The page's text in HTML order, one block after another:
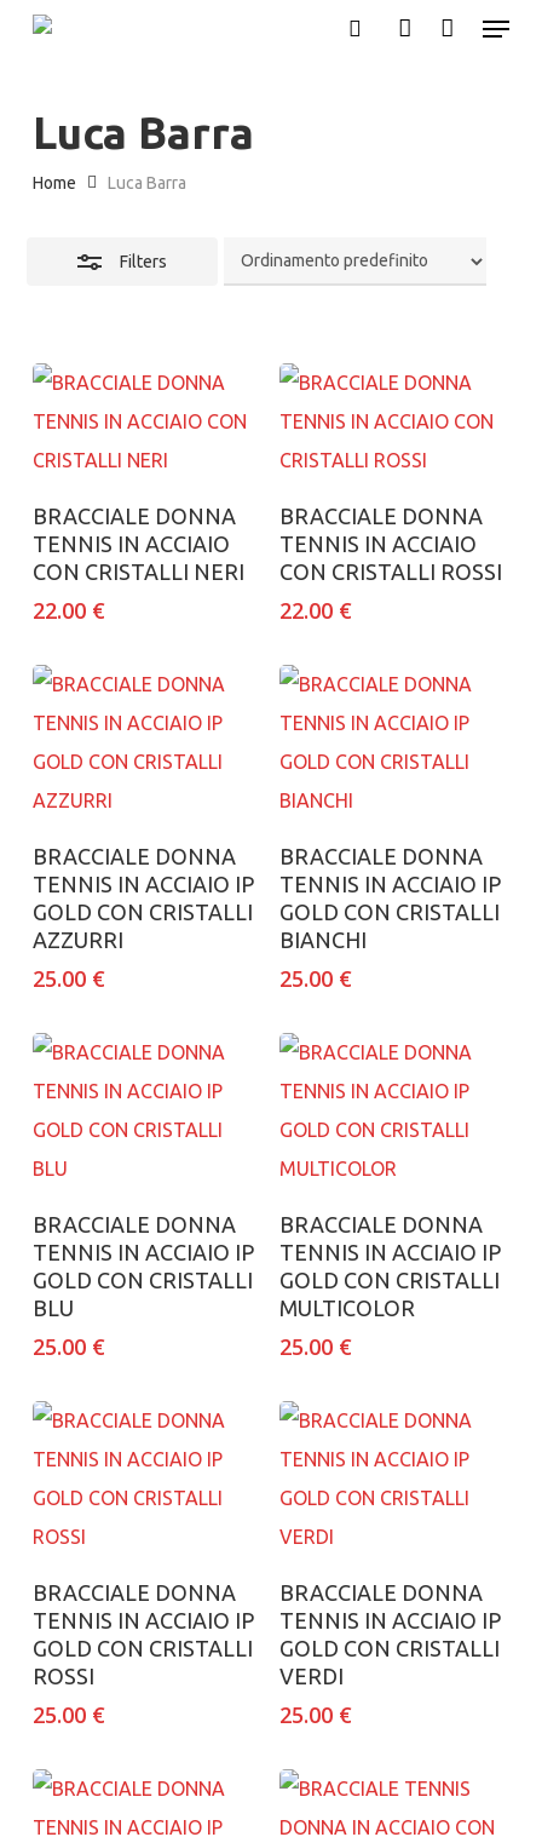
Skip
Menu
Luca Barra
Home Luca Barra
Filters
Aggiungi al carrello
BRACCIALE DONNA
TENNIS IN ACCIAIO
CON CRISTALLI NERI
22.00 €
Aggiungi al carrello
BRACCIALE DONNA
TENNIS IN ACCIAIO
CON CRISTALLI ROSSI
22.00 €
Aggiungi al carrello
BRACCIALE DONNA
TENNIS IN ACCIAIO IP
GOLD CON CRISTALLI
AZZURRI
25.00 €
Aggiungi al carrello
BRACCIALE DONNA
TENNIS IN ACCIAIO IP
GOLD CON CRISTALLI
BIANCHI
25.00 €
Aggiungi al carrello
BRACCIALE DONNA
TENNIS IN ACCIAIO IP
GOLD CON CRISTALLI
BLU
25.00 €
Aggiungi al carrello
BRACCIALE DONNA
TENNIS IN ACCIAIO IP
GOLD CON CRISTALLI
MULTICOLOR
25.00 €
Aggiungi al carrello
BRACCIALE DONNA
TENNIS IN ACCIAIO IP
GOLD CON CRISTALLI
ROSSI
25.00 €
Aggiungi al carrello
BRACCIALE DONNA
TENNIS IN ACCIAIO IP
GOLD CON CRISTALLI
VERDI
25.00 €